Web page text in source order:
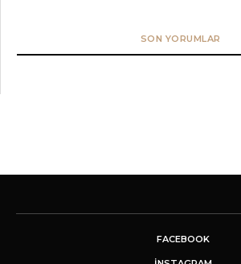
SON YORUMLAR
FACEBOOK